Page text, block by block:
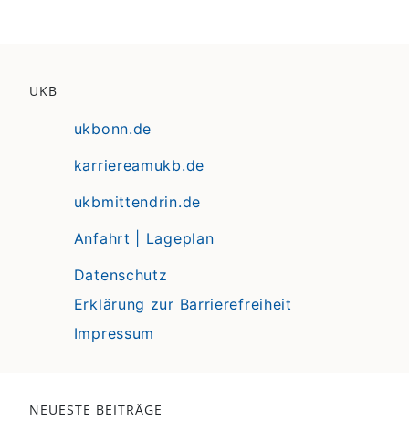
UKB
ukbonn.de
karriereamukb.de
ukbmittendrin.de
Anfahrt | Lageplan
Datenschutz
Erklärung zur Barrierefreiheit
Impressum
NEUESTE BEITRÄGE